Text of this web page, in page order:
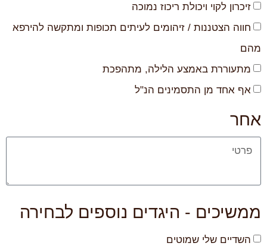
זיכרון לקוי ויכולת ריכוז נמוכה
חווה הצטננות / זיהומים לעיתים תכופות ומתקשה להירפא
מהם
מתעוררת באמצע הלילה, מתהפכת
אף אחד מן התסמינים הנ"ל
אחר
ממשיכים - היגדים נוספים לבחירה
השדיים שלי שמוטים